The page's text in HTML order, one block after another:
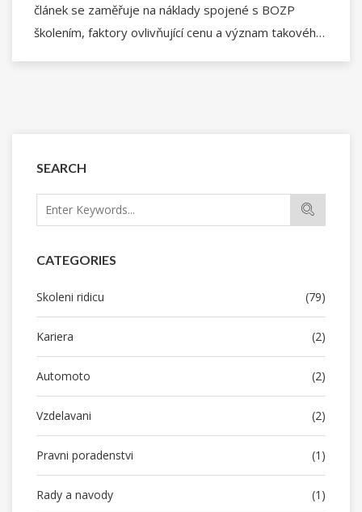
SEARCH
CATEGORIES
Skoleni ridicu (79)
Kariera (2)
Automoto (2)
Vzdelavani (2)
Pravni poradenstvi (1)
Rady a navody (1)
článek se zaměřuje na náklady spojené s BOZP
školením, faktory ovlivňující cenu a význam takového